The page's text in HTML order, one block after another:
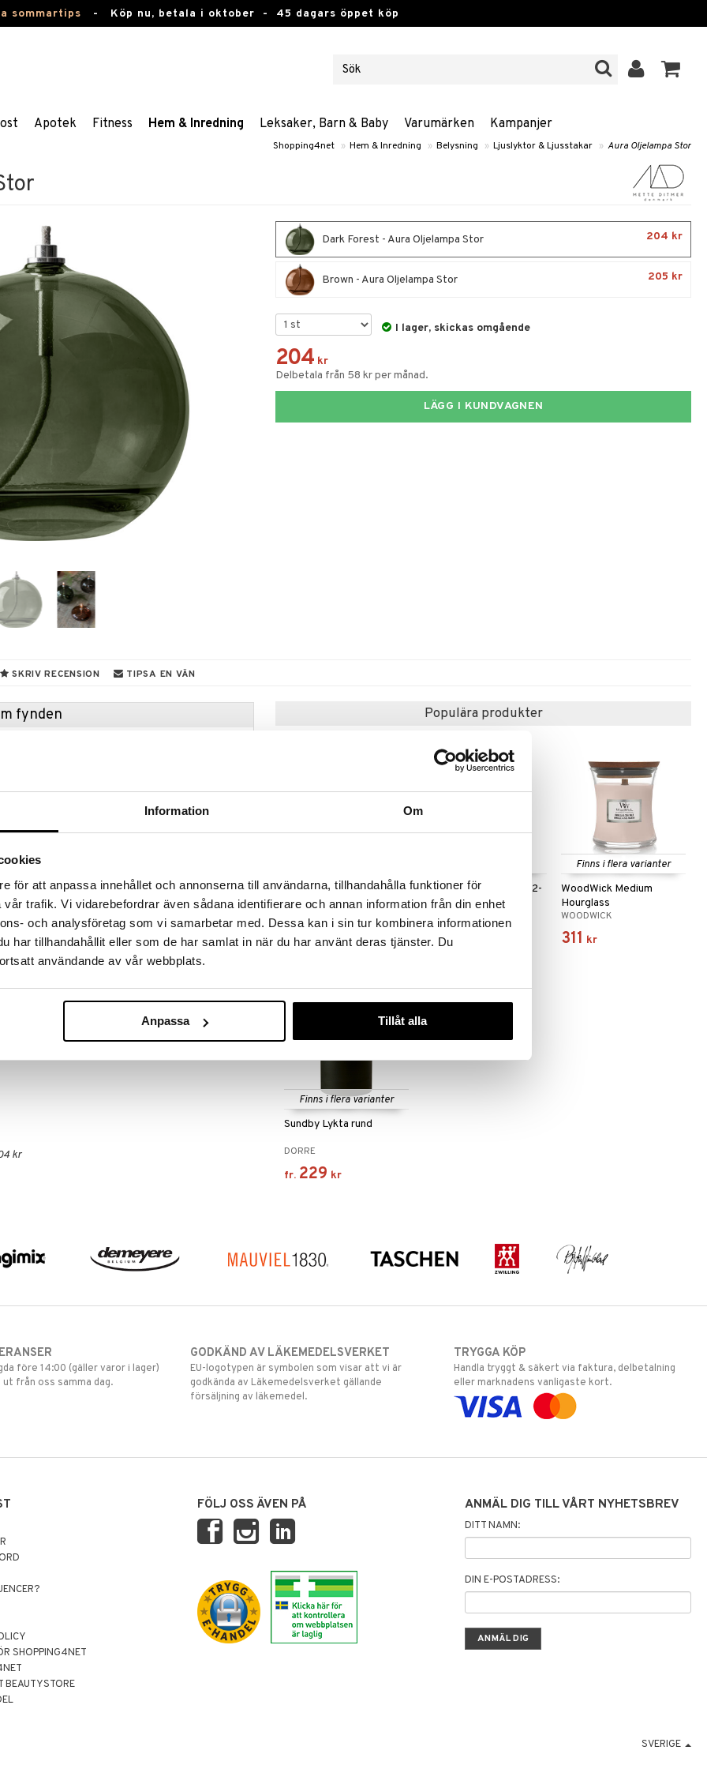
Information Om
för att anpassa innehållet och annonserna till användarna, tillhandahålla funktioner för
trafik. Vi vidarebefordrar även sådana identifierare och annan information från din enhet
och analysföretag som vi samarbetar med. Dessa kan i sin tur kombinera informationen
har tillhandahållit eller som de har samlat in när du har använt deras tjänster. Du
användande av vår webbplats.
Anpassa Tillåt alla
sommartips - Köp nu, betala i oktober - 45 dagars öppet köp
Apotek Fitness Hem & Inredning Leksaker, Barn & Baby Varumärken Kampanjer
Shopping4net » Hem & Inredning » Belysning » Ljuslyktor & Ljusstakar » Aura Oljelampa Stor
Dark Forest - Aura Oljelampa Stor 204 kr
Brown - Aura Oljelampa Stor 205 kr
I lager, skickas omgående
204 kr
Delbetala från 58 kr per månad.
LÄGG I KUNDVAGNEN
SKRIV RECENSION TIPSA EN VÄN
fynden
fram till 31/8-2026, men var snabb - dina
kan fort ta slut!
»
kombinerar funktionalitet och estetik, vilket gör
till din interiör. Tillverkad av delikat glas och med
en mysig atmosfär både med och utan låga.
på en fönsterbräda eller på ett väldukat
uppmärksamhet på detaljer. Blanda med
kr
Populära produkter
Carat Ljusstakar 2-pack
ORREFORS
fr.1249 kr
Dorre Twist Ljusstake 2-
pack
DORRE
199 kr
Finns i flera varianter
WoodWick Medium
Hourglass
WOODWICK
311 kr
Finns i flera varianter
Sundby Lykta rund
DORRE
fr. 229 kr
före 14:00 (gäller varor i lager)
från oss samma dag.
GODKÄND AV LÄKEMEDELSVERKET
EU-logotypen är symbolen som visar att vi är
godkända av Läkemedelsverket gällande
försäljning av läkemedel.
TRYGGA KÖP
Handla tryggt & säkert via faktura, delbetalning
eller marknadens vanligaste kort.
SHOPPING4NET
BEAUTYSTORE
FÖLJ OSS ÄVEN PÅ ANMÄL DIG TILL VÅRT NYHETSBREV
DITT NAMN:
DIN E-POSTADRESS:
SVERIGE